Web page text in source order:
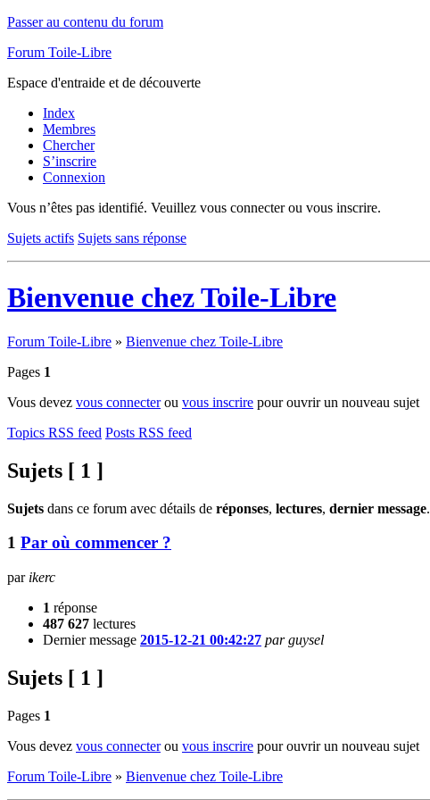
Passer au contenu du forum
Forum Toile-Libre
Espace d'entraide et de découverte
Index
Membres
Chercher
S’inscrire
Connexion
Vous n’êtes pas identifié. Veuillez vous connecter ou vous inscrire.
Sujets actifs Sujets sans réponse
Bienvenue chez Toile-Libre
Forum Toile-Libre » Bienvenue chez Toile-Libre
Pages 1
Vous devez vous connecterou vous inscrire pour ouvrir un nouveau sujet
Topics RSS feed Posts RSS feed
Sujets [ 1 ]
Sujets dans ce forum avec détails de réponses, lectures, dernier message.
1 Par où commencer ?
par ikerc
1 réponse
487 627 lectures
Dernier message 2015-12-21 00:42:27 par guysel
Sujets [ 1 ]
Pages 1
Vous devez vous connecterou vous inscrire pour ouvrir un nouveau sujet
Forum Toile-Libre » Bienvenue chez Toile-Libre